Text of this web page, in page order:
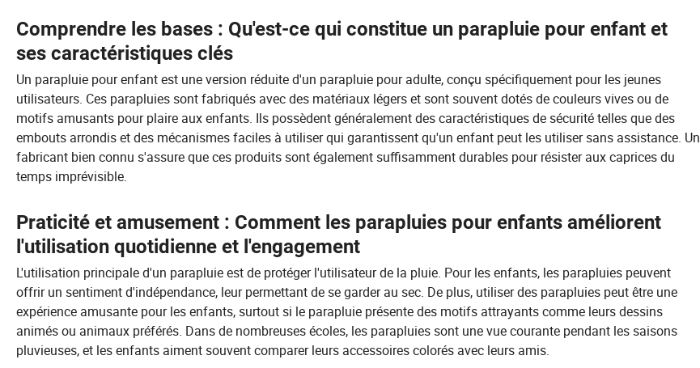
Comprendre les bases : Qu'est-ce qui constitue un parapluie pour enfant et
ses caractéristiques clés
Un parapluie pour enfant est une version réduite d'un parapluie pour adulte, conçu spécifiquement pour les jeunes
utilisateurs. Ces parapluies sont fabriqués avec des matériaux légers et sont souvent dotés de couleurs vives ou de
motifs amusants pour plaire aux enfants. Ils possèdent généralement des caractéristiques de sécurité telles que des
embouts arrondis et des mécanismes faciles à utiliser qui garantissent qu'un enfant peut les utiliser sans assistance. Un
fabricant bien connu s'assure que ces produits sont également suffisamment durables pour résister aux caprices du
temps imprévisible.
Praticité et amusement : Comment les parapluies pour enfants améliorent
l'utilisation quotidienne et l'engagement
L'utilisation principale d'un parapluie est de protéger l'utilisateur de la pluie. Pour les enfants, les parapluies peuvent
offrir un sentiment d'indépendance, leur permettant de se garder au sec. De plus, utiliser des parapluies peut être une
expérience amusante pour les enfants, surtout si le parapluie présente des motifs attrayants comme leurs dessins
animés ou animaux préférés. Dans de nombreuses écoles, les parapluies sont une vue courante pendant les saisons
pluvieuses, et les enfants aiment souvent comparer leurs accessoires colorés avec leurs amis.